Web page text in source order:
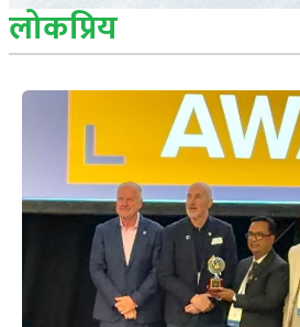
लोकप्रिय